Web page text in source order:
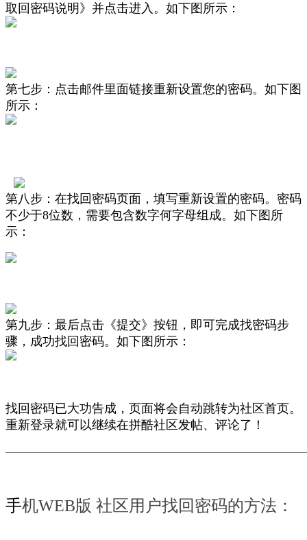
取回密码说明 》并点击进入。 如下图所示 ：
第七步： 点击邮件里面链接重新设置您的密码。 如下图
所示 ：
第八步：在找回密码页面，填写重新设置的密码。密码
不少于8位数，需要包含数字何字母组成。 如下图所
示 ：
第九步：最后点击《提交》按钮，即可完成找密码步
骤，成功找回密码。 如下图所示 ：
找回密码已大功告成，页面将会自动跳转为社区首页。
重新登录就可以继续在拼酷社区发帖、评论了！
手机WEB版 社区用户找回密码的方法：